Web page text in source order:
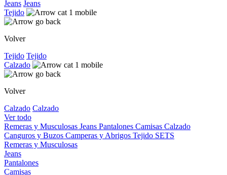
Jeans Jeans
Tejido
Volver
Tejido Tejido
Calzado
Volver
Calzado Calzado
Ver todo
Remeras y Musculosas Jeans Pantalones Camisas Calzado
Canguros y Buzos Camperas y Abrigos Tejido SETS
Remeras y Musculosas
Jeans
Pantalones
Camisas